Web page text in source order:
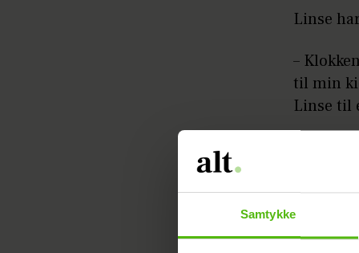
Samtykke
Linse
–
til min
Linse til
– Jeg